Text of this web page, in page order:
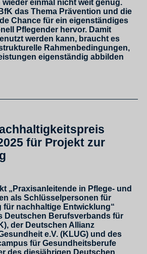
einmal nicht weit genug.
das Thema Prävention und die
Chance für ein eigenständiges
Pflegender hervor. Damit
werden kann, braucht es
Rahmenbedingungen,
eigenständig abbilden
für Projekt zur
„Praxisanleitende in Pflege- und
als Schlüsselpersonen für
für nachhaltige Entwicklung“
Deutschen Berufsverbands für
der Deutschen Allianz
e.V. (KLUG) und des
für Gesundheitsberufe